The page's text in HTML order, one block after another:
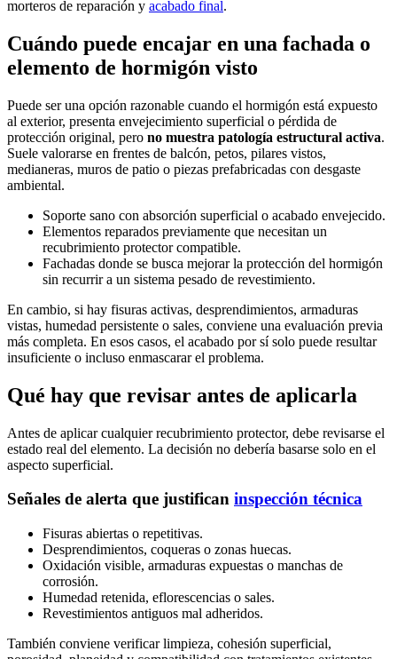
morteros de reparación y acabado final.
Cuándo puede encajar en una fachada o
elemento de hormigón visto
Puede ser una opción razonable cuando el hormigón está expuesto
al exterior, presenta envejecimiento superficial o pérdida de
protección original, pero no muestra patología estructural activa.
Suele valorarse en frentes de balcón, petos, pilares vistos,
medianeras, muros de patio o piezas prefabricadas con desgaste
ambiental.
Soporte sano con absorción superficial o acabado envejecido.
Elementos reparados previamente que necesitan un
recubrimiento protector compatible.
Fachadas donde se busca mejorar la protección del hormigón
sin recurrir a un sistema pesado de revestimiento.
En cambio, si hay fisuras activas, desprendimientos, armaduras
vistas, humedad persistente o sales, conviene una evaluación previa
más completa. En esos casos, el acabado por sí solo puede resultar
insuficiente o incluso enmascarar el problema.
Qué hay que revisar antes de aplicarla
Antes de aplicar cualquier recubrimiento protector, debe revisarse el
estado real del elemento. La decisión no debería basarse solo en el
aspecto superficial.
Señales de alerta que justifican inspección técnica
Fisuras abiertas o repetitivas.
Desprendimientos, coqueras o zonas huecas.
Oxidación visible, armaduras expuestas o manchas de
corrosión.
Humedad retenida, eflorescencias o sales.
Revestimientos antiguos mal adheridos.
También conviene verificar limpieza, cohesión superficial,